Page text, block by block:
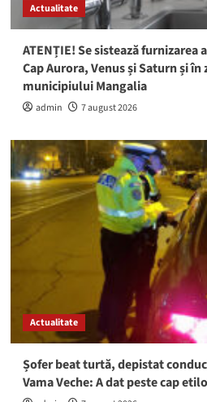
Actualitate
ATENȚIE! Se sistează
Cap Aurora, Venus și Saturn și în
municipiului Mangalia
admin 7 august 2026
Actualitate
Șofer beat turtă, depistat
Vama Veche: A dat peste cap